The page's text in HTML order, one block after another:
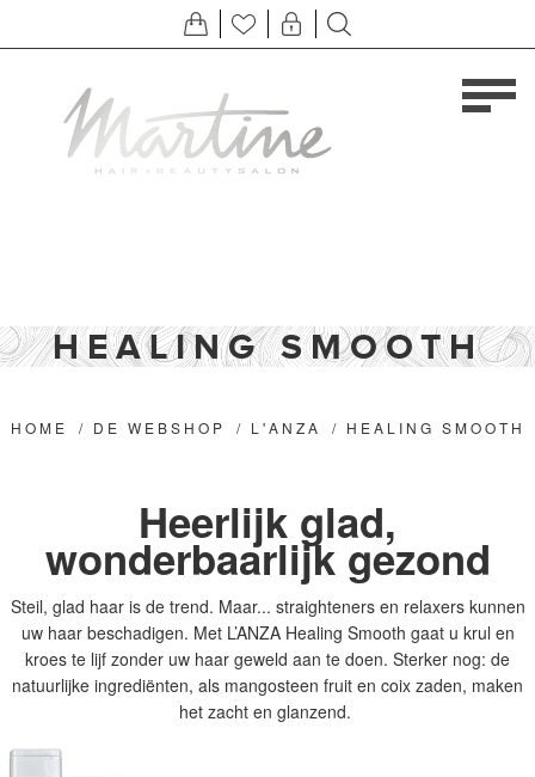
HEALING SMOOTH
HOME / DE WEBSHOP / L'ANZA / HEALING SMOOTH
Heerlijk glad,
wonderbaarlijk gezond
Steil, glad haar is de trend. Maar... straighteners en relaxers kunnen
uw haar beschadigen. Met L’ANZA Healing Smooth gaat u krul en
kroes te lijf zonder uw haar geweld aan te doen. Sterker nog: de
natuurlijke ingrediënten, als mangosteen fruit en coix zaden, maken
het zacht en glanzend.